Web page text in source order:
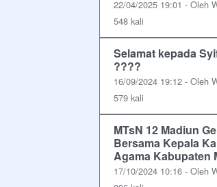
22/04/2025 19:01 - Oleh
548 kali
Selamat kepada
????
16/09/2024 19:12 - Oleh
579 kali
MTsN 12 Madiun
Bersama Kepala
Agama Kabupaten
17/10/2024 10:16 - Oleh